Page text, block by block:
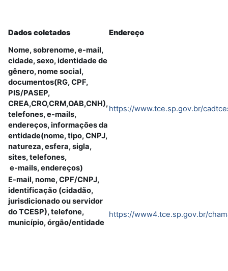
Dados coletados
Endereço
Nome, sobrenome, e-mail,
cidade, sexo, identidade de
gênero, nome social,
documentos(RG, CPF,
PIS/PASEP,
CREA,CRO,CRM,OAB,CNH),
telefones, e-mails,
endereços, informações da
entidade(nome, tipo, CNPJ,
natureza, esfera, sigla,
sites, telefones,
e-mails, endereços)
https://www.tce.sp.gov.br/
E-mail, nome, CPF/CNPJ,
identificação (cidadão,
jurisdicionado ou servidor
do TCESP), telefone,
município, órgão/entidade
https://www4.tce.sp.gov.br/